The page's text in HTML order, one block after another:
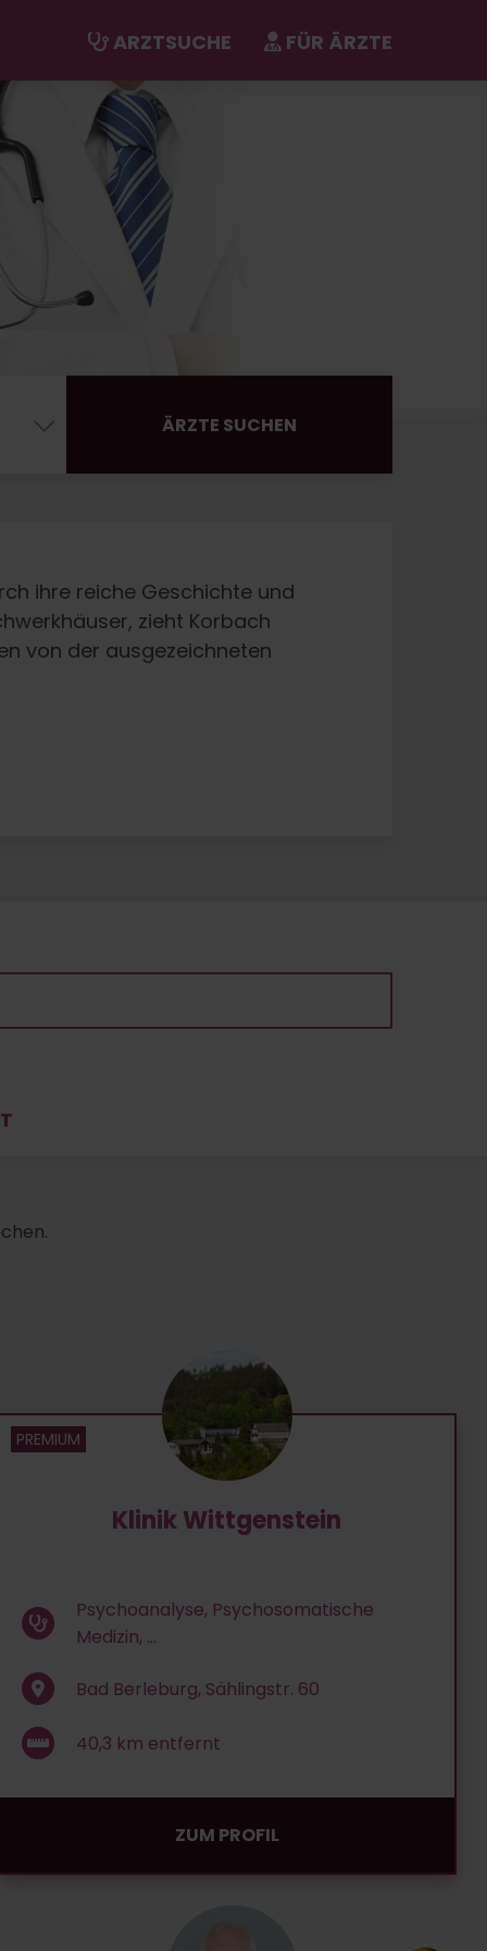
ARZTSUCHE FÜR ÄRZTE
ÄRZTE SUCHEN
ihre reiche Geschichte und
zieht Korbach
von der ausgezeichneten
Klinik Wittgenstein
Psychoanalyse, Psychosomatische
Medizin, ...
Bad Berleburg, Sählingstr. 60
40,3 km entfernt
ZUM PROFIL